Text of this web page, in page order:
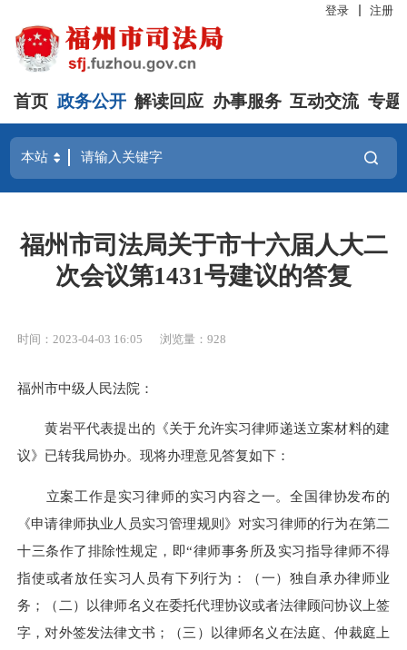
登录 注册
首页 政务公开 解读回应 办事服务 互动交流 专题
福州市司法局关于市十六届人大二
次会议第1431号建议的答复
时间：2023-04-03 16:05 浏览量：928
福州市中级人民法院：
黄岩平代表提出的《关于允许实习律师递送立案材料的建
议》已转我局协办。现将办理意见答复如下：
立案工作是实习律师的实习内容之一。全国律协发布的
《申请律师执业人员实习管理规则》对实习律师的行为在第二
十三条作了排除性规定，即“律师事务所及实习指导律师不得
指使或者放任实习人员有下列行为：（一）独自承办律师业
务；（二）以律师名义在委托代理协议或者法律顾问协议上签
字，对外签发法律文书；（三）以律师名义在法庭、仲裁庭上